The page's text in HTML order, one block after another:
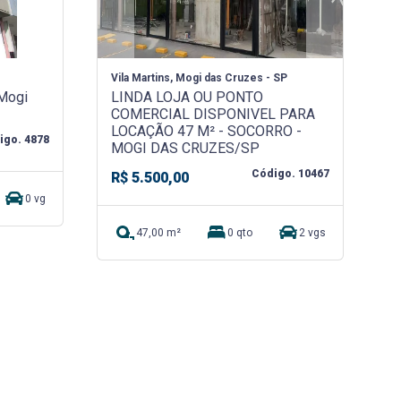
4878
0 vg
Vila Martins, Mogi das Cruzes - SP
LINDA LOJA OU PONTO
COMERCIAL DISPONIVEL PARA
LOCAÇÃO 47 M² - SOCORRO -
MOGI DAS CRUZES/SP
R$ 5.500,00
Código. 10467
47,00 m² 0 qto 2 vgs